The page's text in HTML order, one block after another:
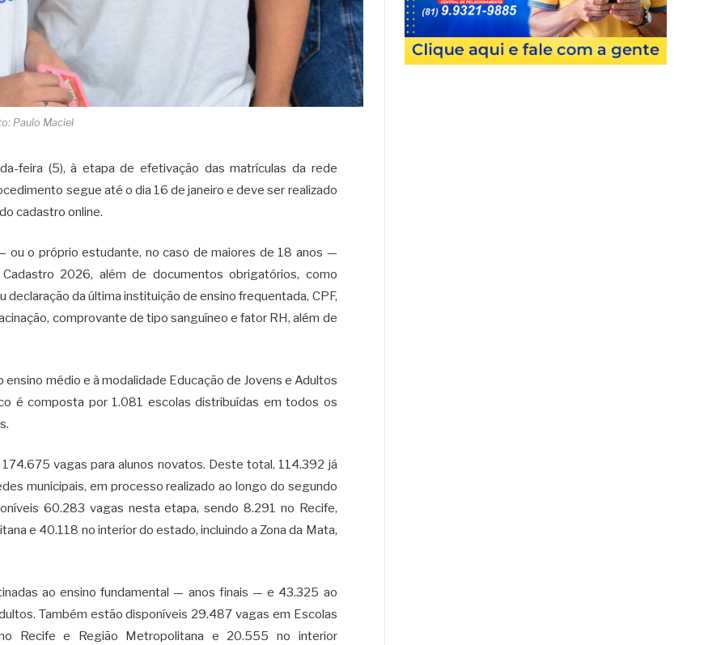
Paulo Maciel
feira (5), à etapa de efetivação das matrículas da rede
segue até o dia 16 de janeiro e deve ser realizado
cadastro online.
ou o próprio estudante, no caso de maiores de 18 anos —
2026, além de documentos obrigatórios, como
da última instituição de ensino frequentada, CPF,
comprovante de tipo sanguíneo e fator RH, além de
médio e à modalidade Educação de Jovens e Adultos
é composta por 1.081 escolas distribuídas em todos os
vagas para alunos novatos. Deste total, 114.392 já
municipais, em processo realizado ao longo do segundo
60.283 vagas nesta etapa, sendo 8.291 no Recife,
e 40.118 no interior do estado, incluindo a Zona da Mata,
ao ensino fundamental — anos finais — e 43.325 ao
Também estão disponíveis 29.487 vagas em Escolas
Recife e Região Metropolitana e 20.555 no interior